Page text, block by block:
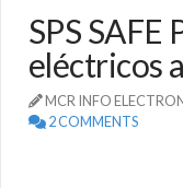
SPS
eléctricos
MCR INFO
2 COMMENTS